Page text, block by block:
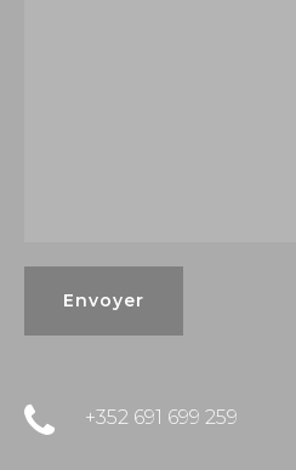
+352 691 699 259